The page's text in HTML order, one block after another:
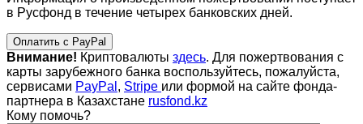
в Русфонд в течение четырех банковских дней.
Оплатить с PayPal
Внимание! Криптовалюты здесь. Для пожертвования с
карты зарубежного банка воспользуйтесь, пожалуйста,
сервисами PayPal , Stripe или формой на сайте фонда-
партнера в Казахстане rusfond.kz
Кому помочь?